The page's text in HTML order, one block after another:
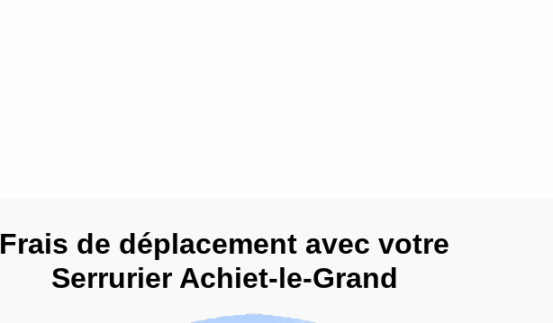
Frais de déplacement avec votre
Serrurier Achiet-le-Grand